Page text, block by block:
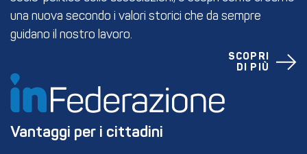
una nuova secondo i valori storici che da sempre
guidano il nostro lavoro.
SCOPRI
DI PIÙ
Vantaggi per i cittadini